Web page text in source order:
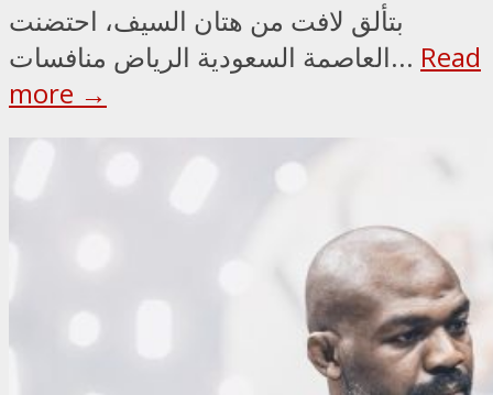
بتألق لافت من هتان السيف، احتضنت
العاصمة السعودية الرياض منافسات... Read
more →